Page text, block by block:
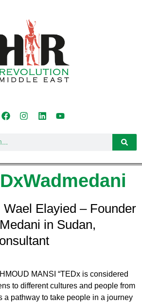
Wael Elayied – Founder
in Sudan,
MANSI “TEDx is considered
to different cultures and people from
a pathway to take people in a journey